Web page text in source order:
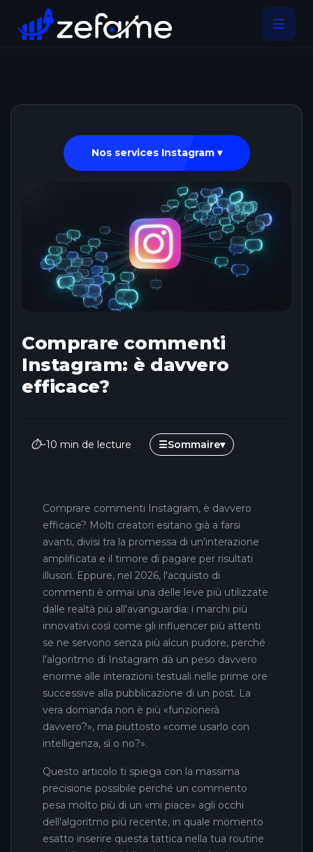
Nos services Instagram ▾
Comprare commenti
Instagram: è davvero
efficace?
⏱~10 min de lecture ☰Sommaire▾
Comprare commenti Instagram, è davvero
efficace? Molti creatori esitano già a farsi
avanti, divisi tra la promessa di un'interazione
amplificata e il timore di pagare per risultati
illusori. Eppure, nel 2026, l'acquisto di
commenti è ormai una delle leve più utilizzate
dalle realtà più all'avanguardia: i marchi più
innovativi così come gli influencer più attenti
se ne servono senza più alcun pudore, perché
l'algoritmo di Instagram dà un peso davvero
enorme alle interazioni testuali nelle prime ore
successive alla pubblicazione di un post. La
vera domanda non è più «funzionerà
davvero?», ma piuttosto «come usarlo con
intelligenza, sì o no?».
Questo articolo ti spiega con la massima
precisione possibile perché un commento
pesa molto più di un «mi piace» agli occhi
dell'algoritmo più recente, in quale momento
esatto inserire questa tattica nella tua routine